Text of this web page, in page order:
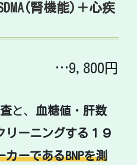
腎機能)＋心疾
…9,800円
と、 血糖値 ・ 肝数
リーニングする１９
ーであるBNPを測